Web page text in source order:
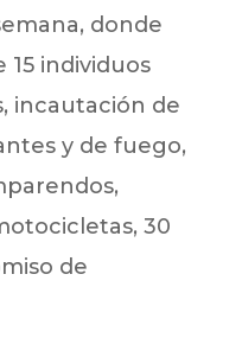
donde
individuos
incautación de
y de fuego,
30
de